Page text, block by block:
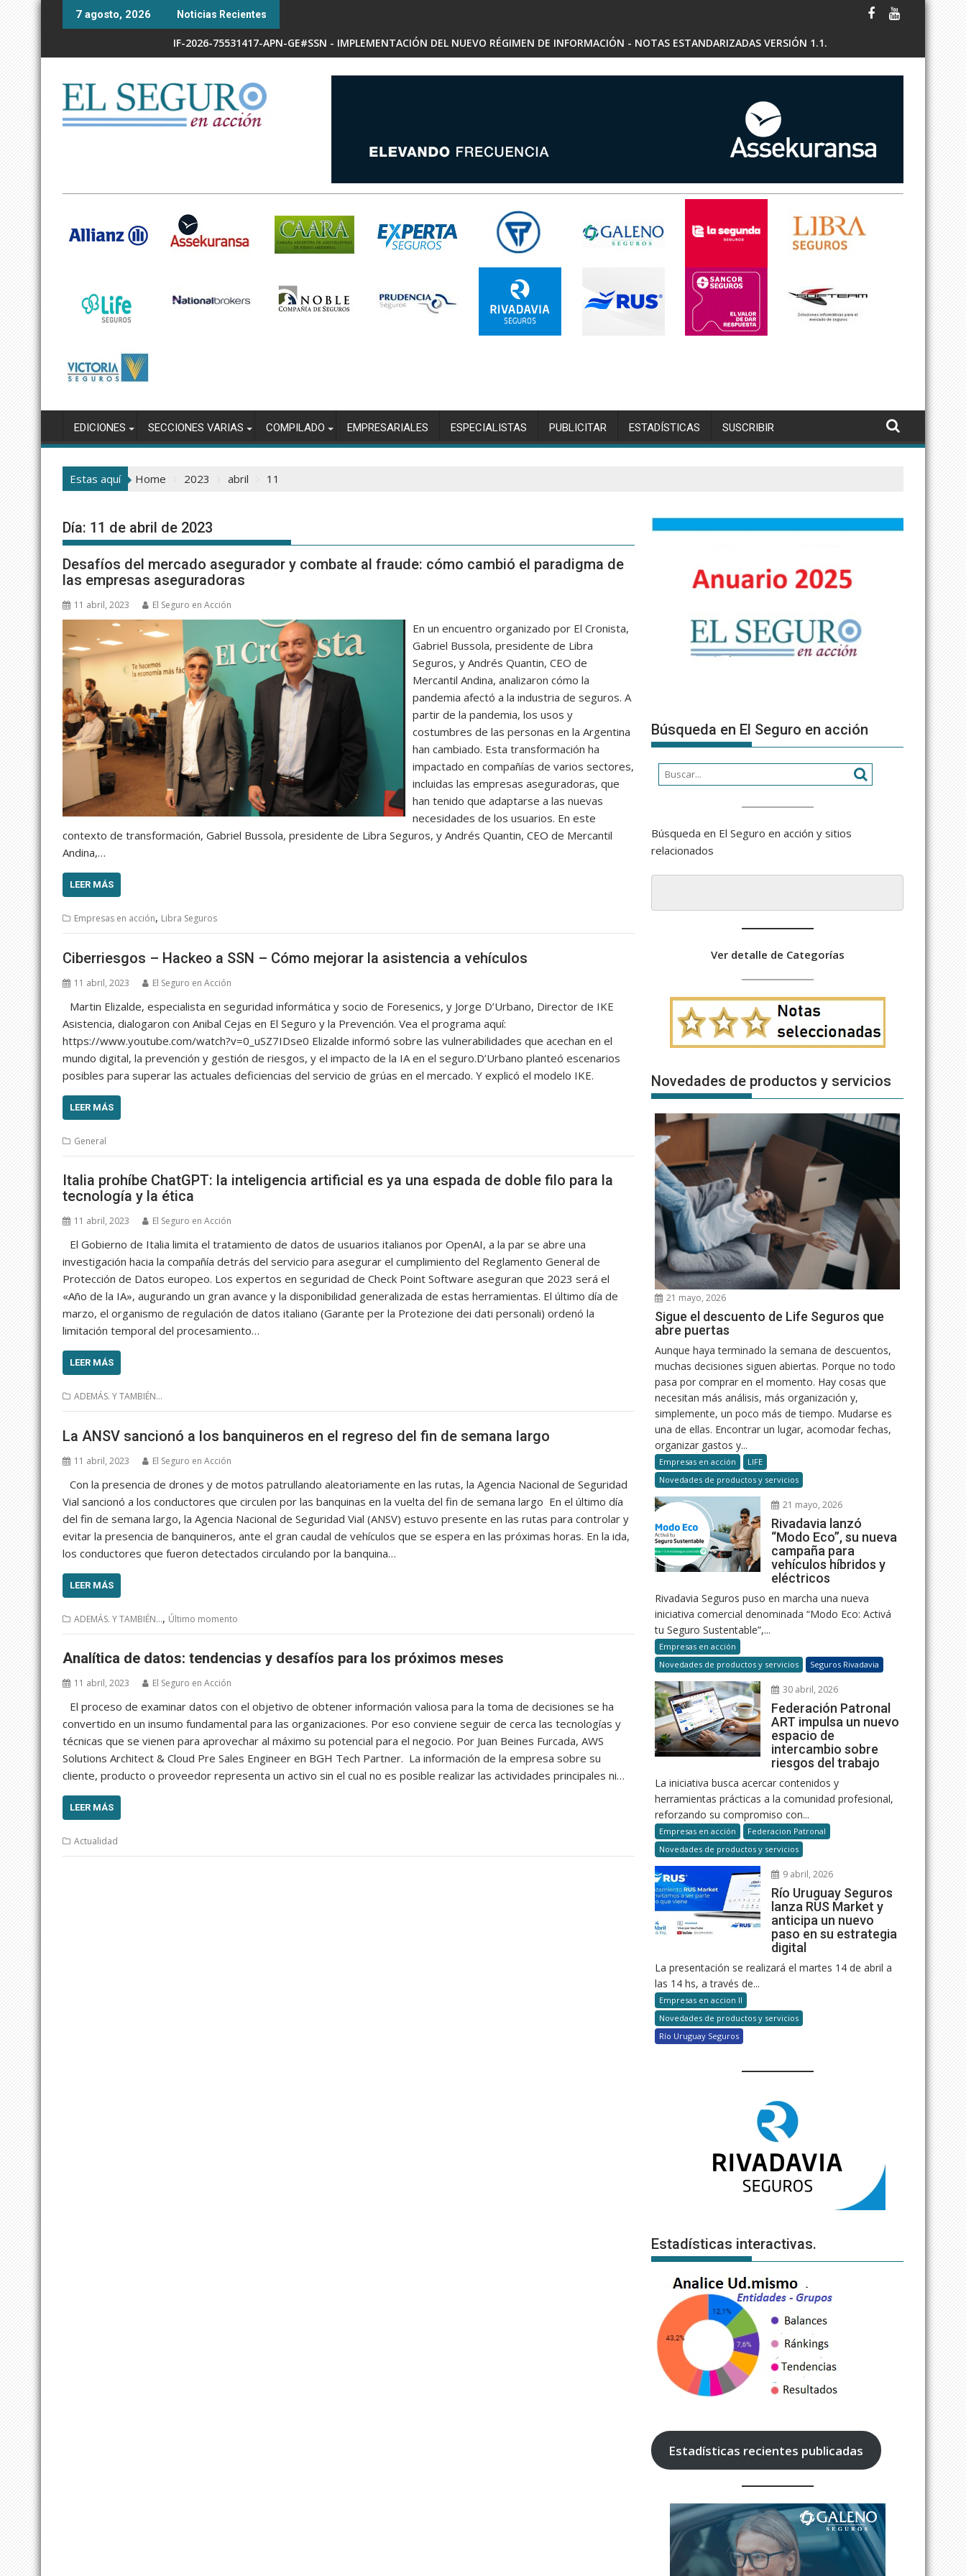
Skip
7 agosto, 2026 Noticias Recientes
IF-2026-75531417-APN-GE#SSN - IMPLEMENTACIÓN DEL NUEVO RÉGIMEN DE INFORMACIÓN - NOTAS ESTANDARIZADAS VERSIÓN 1.1.
EDICIONES SECCIONES VARIAS COMPILADO EMPRESARIALES ESPECIALISTAS PUBLICITAR ESTADÍSTICAS SUSCRIBIR
Estas aquí Home 2023 abril 11
Día: 11 de abril de 2023
Desafíos del mercado asegurador y combate al fraude: cómo cambió el paradigma de
las empresas aseguradoras
11 abril, 2023 El Seguro en Acción
En un encuentro organizado por El Cronista,
Gabriel Bussola, presidente de Libra
Seguros, y Andrés Quantin, CEO de
Mercantil Andina, analizaron cómo la
pandemia afectó a la industria de seguros. A
partir de la pandemia, los usos y
costumbres de las personas en la Argentina
han cambiado. Esta transformación ha
impactado en compañías de varios sectores,
incluidas las empresas aseguradoras, que
han tenido que adaptarse a las nuevas
necesidades de los usuarios. En este
contexto de transformación, Gabriel Bussola, presidente de Libra Seguros, y Andrés Quantin, CEO de Mercantil
Andina,…
LEER MÁS
Empresas en acción, Libra Seguros
Ciberriesgos – Hackeo a SSN – Cómo mejorar la asistencia a vehículos
11 abril, 2023 El Seguro en Acción
Martin Elizalde, especialista en seguridad informática y socio de Foresenics, y Jorge D’Urbano, Director de IKE
Asistencia, dialogaron con Anibal Cejas en El Seguro y la Prevención. Vea el programa aquí:
https://www.youtube.com/watch?v=0_uSZ7IDse0 Elizalde informó sobre las vulnerabilidades que acechan en el
mundo digital, la prevención y gestión de riesgos, y el impacto de la IA en el seguro.D’Urbano planteó escenarios
posibles para superar las actuales deficiencias del servicio de grúas en el mercado. Y explicó el modelo IKE.
LEER MÁS
General
Italia prohíbe ChatGPT: la inteligencia artificial es ya una espada de doble filo para la
tecnología y la ética
11 abril, 2023 El Seguro en Acción
El Gobierno de Italia limita el tratamiento de datos de usuarios italianos por OpenAI, a la par se abre una
investigación hacia la compañía detrás del servicio para asegurar el cumplimiento del Reglamento General de
Protección de Datos europeo. Los expertos en seguridad de Check Point Software aseguran que 2023 será el
«Año de la IA», augurando un gran avance y la disponibilidad generalizada de estas herramientas. El último día de
marzo, el organismo de regulación de datos italiano (Garante per la Protezione dei dati personali) ordenó la
limitación temporal del procesamiento…
LEER MÁS
ADEMÁS. Y TAMBIÉN...
La ANSV sancionó a los banquineros en el regreso del fin de semana largo
11 abril, 2023 El Seguro en Acción
Con la presencia de drones y de motos patrullando aleatoriamente en las rutas, la Agencia Nacional de Seguridad
Vial sancionó a los conductores que circulen por las banquinas en la vuelta del fin de semana largo En el último día
del fin de semana largo, la Agencia Nacional de Seguridad Vial (ANSV) estuvo presente en las rutas para controlar y
evitar la presencia de banquineros, ante el gran caudal de vehículos que se espera en las próximas horas. En la ida,
los conductores que fueron detectados circulando por la banquina…
LEER MÁS
ADEMÁS. Y TAMBIÉN..., Último momento
Analítica de datos: tendencias y desafíos para los próximos meses
11 abril, 2023 El Seguro en Acción
El proceso de examinar datos con el objetivo de obtener información valiosa para la toma de decisiones se ha
convertido en un insumo fundamental para las organizaciones. Por eso conviene seguir de cerca las tecnologías y
técnicas que se vienen para aprovechar al máximo su potencial para el negocio. Por Juan Beines Furcada, AWS
Solutions Architect & Cloud Pre Sales Engineer en BGH Tech Partner. La información de la empresa sobre su
cliente, producto o proveedor representa un activo sin el cual no es posible realizar las actividades principales ni…
LEER MÁS
Actualidad
Búsqueda en El Seguro en acción
Búsqueda en El Seguro en acción y sitios
relacionados
Ver detalle de Categorías
Novedades de productos y servicios
21 mayo, 2026
Sigue el descuento de Life Seguros que
abre puertas
Aunque haya terminado la semana de descuentos,
muchas decisiones siguen abiertas. Porque no todo
pasa por comprar en el momento. Hay cosas que
necesitan más análisis, más organización y,
simplemente, un poco más de tiempo. Mudarse es
una de ellas. Encontrar un lugar, acomodar fechas,
organizar gastos y...
Empresas en acción
LIFE
Novedades de productos y servicios
21 mayo, 2026
Rivadavia lanzó
“Modo Eco”, su nueva
campaña para
vehículos híbridos y
eléctricos
Rivadavia Seguros puso en marcha una nueva
iniciativa comercial denominada “Modo Eco: Activá
tu Seguro Sustentable”,...
Empresas en acción
Novedades de productos y servicios
Seguros Rivadavia
30 abril, 2026
Federación Patronal
ART impulsa un nuevo
espacio de
intercambio sobre
riesgos del trabajo
La iniciativa busca acercar contenidos y
herramientas prácticas a la comunidad profesional,
reforzando su compromiso con...
Empresas en acción
Federacion Patronal
Novedades de productos y servicios
9 abril, 2026
Río Uruguay Seguros
lanza RUS Market y
anticipa un nuevo
paso en su estrategia
digital
La presentación se realizará el martes 14 de abril a
las 14 hs, a través de...
Empresas en accion II
Novedades de productos y servicios
Río Uruguay Seguros
Estadísticas interactivas.
Estadísticas recientes publicadas